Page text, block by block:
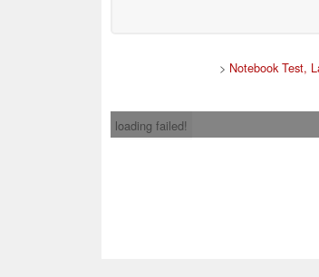
> Notebook Test,
loading failed!